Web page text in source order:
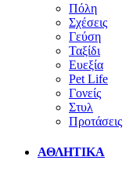
Πόλη
Σχέσεις
Γεύση
Ταξίδι
Ευεξία
Pet Life
Γονείς
Στυλ
Προτάσεις
ΑΘΛΗΤΙΚΑ